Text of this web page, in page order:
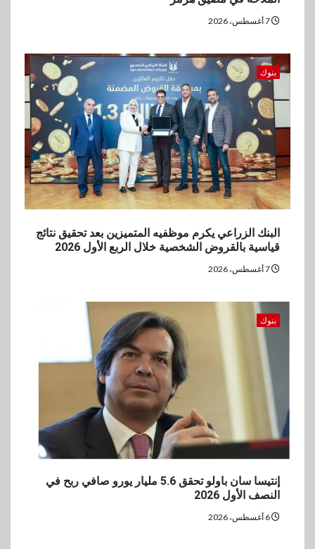
غرفة القاهرة تنظم ندوة إلكترونية
5
بنوك
بنك مصر يشارك في فعالية اليوم
العالمي للشباب ويقدم العديد من
العروض المجانية
بنوك
البنك الزراعي يكرم موظفيه المتميزين بعد تحقيق نتائج
قياسية بالقروض الشخصية خلال الربع الأول 2026
بنوك
إنتيسا سان باولو تحقق 5.6 مليار يورو صافي ربح في
النصف الأول 2026